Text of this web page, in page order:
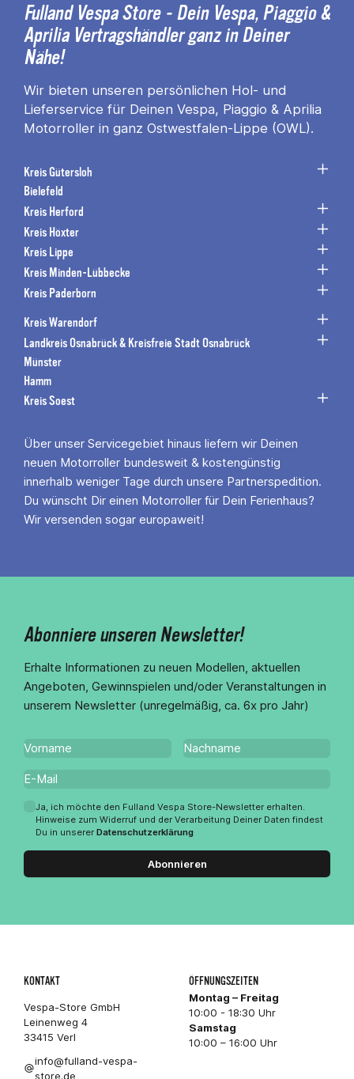
Fulland Vespa Store - Dein Vespa, Piaggio &
Aprilia Vertragshändler ganz in Deiner
Nähe!
Wir bieten unseren persönlichen Hol- und
Lieferservice für Deinen Vespa, Piaggio & Aprilia
Motorroller in ganz Ostwestfalen-Lippe (OWL).
Kreis Gütersloh
Bielefeld
Kreis Herford
Kreis Höxter
Kreis Lippe
Kreis Minden-Lübbecke
Kreis Paderborn
Kreis Warendorf
Landkreis Osnabrück & Kreisfreie Stadt Osnabrück
Münster
Hamm
Kreis Soest
Über unser Servicegebiet hinaus liefern wir Deinen
neuen Motorroller bundesweit & kostengünstig
innerhalb weniger Tage durch unsere Partnerspedition.
Du wünscht Dir einen Motorroller für Dein Ferienhaus?
Wir versenden sogar europaweit!
Abonniere unseren Newsletter!
Erhalte Informationen zu neuen Modellen, aktuellen
Angeboten, Gewinnspielen und/oder Veranstaltungen in
unserem Newsletter (unregelmäßig, ca. 6x pro Jahr)
Ja, ich möchte den Fulland Vespa Store-Newsletter erhalten.
Hinweise zum Widerruf und der Verarbeitung Deiner Daten findest
Du in unserer Datenschutzerklärung
Abonnieren
KONTAKT
Vespa-Store GmbH
Leinenweg 4
33415 Verl
info@fulland-vespa-
store.de
ÖFFNUNGSZEITEN
Montag – Freitag
10:00 - 18:30 Uhr
Samstag
10:00 – 16:00 Uhr